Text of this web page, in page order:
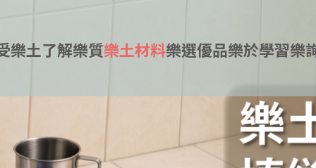
樂土了解樂質樂土材料樂選優品樂於學習樂